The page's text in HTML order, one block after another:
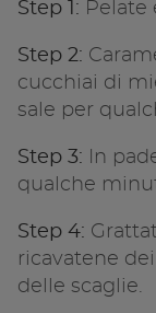
Step 1: Pelate
Step 2:
cucchiai di
sale per
Step 3: In
qualche
Step 4:
ricavatene
delle scaglie.